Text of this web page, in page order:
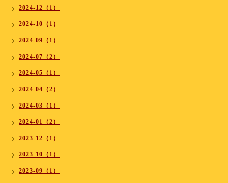
2024-12（1）
2024-10（1）
2024-09（1）
2024-07（2）
2024-05（1）
2024-04（2）
2024-03（1）
2024-01（2）
2023-12（1）
2023-10（1）
2023-09（1）